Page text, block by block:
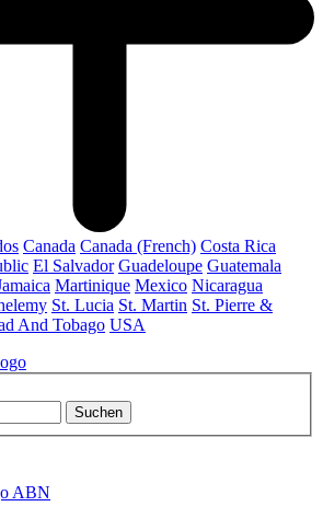
Canada Canada (French) Costa Rica
El Salvador Guadeloupe Guatemala
Martinique Mexico Nicaragua
St. Lucia St. Martin St. Pierre &
And Tobago USA